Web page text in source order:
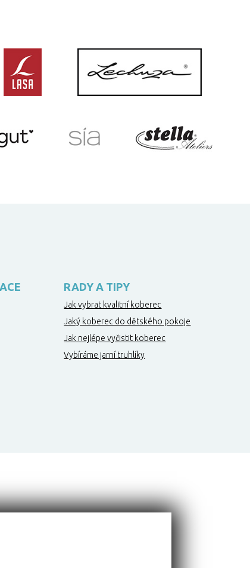
RADY A TIPY
Jak vybrat kvalitní koberec
Jaký koberec do dětského pokoje
Jak nejlépe vyčistit koberec
Vybíráme jarní truhlíky